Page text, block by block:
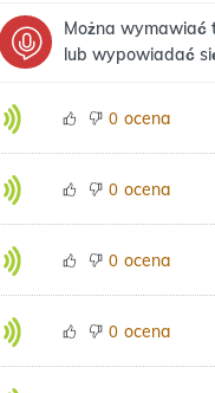
Można wymawiać
lub wypowiadać
0 ocena
0 ocena
0 ocena
0 ocena